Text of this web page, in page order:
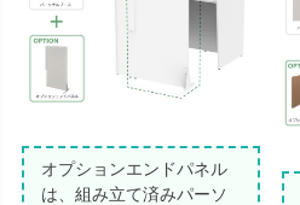
オプションエンドパネル
は、組み立て済みパーソ